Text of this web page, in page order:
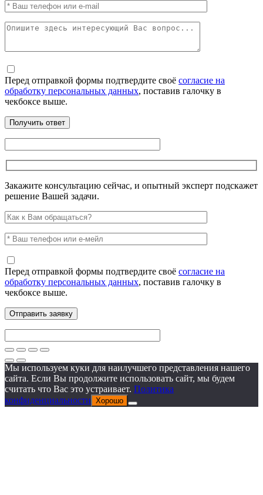
Перед отправкой формы подтвердите своё согласие на
обработку персональных данных, поставив галочку в
чекбоксе выше.
Закажите консультацию сейчас, и опытный эксперт подскажет
решение Вашей задачи.
Перед отправкой формы подтвердите своё согласие на
обработку персональных данных, поставив галочку в
чекбоксе выше.
Мы используем куки для наилучшего представления нашего
сайта. Если Вы продолжите использовать сайт, мы будем
считать что Вас это устраивает. Политика
конфиденциальности Хорошо